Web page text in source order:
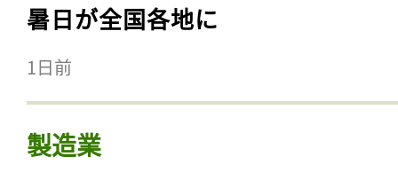
暑日が全国各地に
1日前
製造業